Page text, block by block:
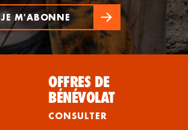
JE M'ABONNE
OFFRES DE
BÉNÉVOLAT
CONSULTER